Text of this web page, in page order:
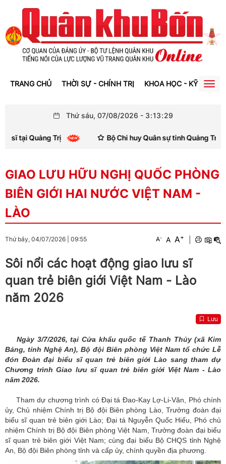
TRANG CHỦ THỜI SỰ - CHÍNH TRỊ KHOA HỌC - KỸ THUẬT
Thứ sáu, 07/08/2026 - 3:13:29
Quảng Trị Bộ Chỉ huy Quân sự tỉnh Quảng Trị: Bàn
GIAO LƯU HỮU NGHỊ QUỐC PHÒNG
BIÊN GIỚI HAI NƯỚC VIỆT NAM -
LÀO
Thứ bảy, 04/07/2026 09:55 A- A A+
Sôi nổi các hoạt động giao lưu sĩ
quan trẻ biên giới Việt Nam - Lào
năm 2026
Lưu
Ngày 3/7/2026, tại Cửa khẩu quốc tế Thanh Thủy (xã Kim
Bảng, tỉnh Nghệ An), Bộ đội Biên phòng Việt Nam tổ chức Lễ
đón Đoàn đại biểu sĩ quan trẻ biên giới Lào sang tham dự
Chương trình Giao lưu sĩ quan trẻ biên giới Việt Nam - Lào
năm 2026.
Tham dự chương trình có Đại tá Đao-Kay Lợ-Li-Văn, Phó chính
ủy, Chủ nhiệm Chính trị Bộ đội Biên phòng Lào, Trưởng đoàn đại
biểu sĩ quan trẻ biên giới Lào; Đại tá Nguyễn Quốc Hiếu, Phó chủ
nhiệm Chính trị Bộ đội Biên phòng Việt Nam, Trưởng đoàn đại biểu
sĩ quan trẻ biên giới Việt Nam; cùng đại biểu Bộ CHQS tỉnh Nghệ
An, Bộ đội Biên phòng tỉnh và cấp ủy, chính quyền địa phương.